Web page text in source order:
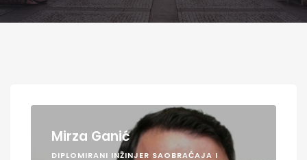
Mirza Ganić
DIPLOMIRANI INŽINJER SAOBRAĆAJA I